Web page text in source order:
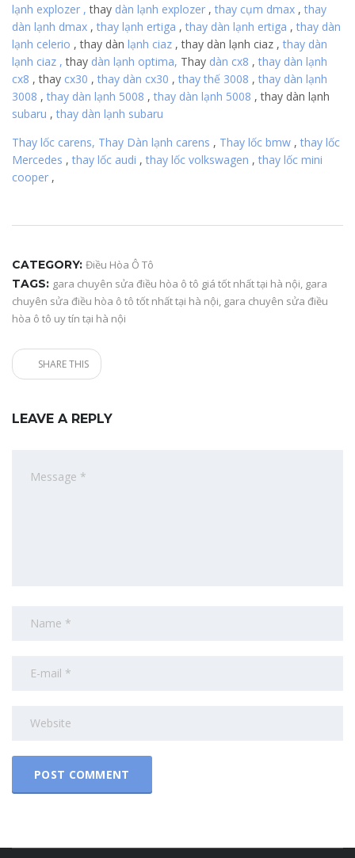
lạnh explozer , thay dàn lạnh explozer , thay cụm dmax , thay
dàn lạnh dmax , thay lạnh ertiga , thay dàn lạnh ertiga , thay dàn
lạnh celerio , thay dàn lạnh ciaz , thay dàn lạnh ciaz , thay dàn
lạnh ciaz , thay dàn lạnh optima, Thay dàn cx8 , thay dàn lạnh
cx8 ,thay cx30 , thay dàn cx30 , thay thế 3008 , thay dàn lạnh
3008 , thay dàn lạnh 5008 , thay dàn lạnh 5008 , thay dàn lạnh
subaru , thay dàn lạnh subaru
Thay lốc carens, Thay Dàn lạnh carens , Thay lốc bmw , thay lốc
Mercedes , thay lốc audi , thay lốc volkswagen , thay lốc mini
cooper ,
CATEGORY: Điều Hòa Ô Tô
TAGS: gara chuyên sửa điều hòa ô tô giá tốt nhất tại hà nội, gara
chuyên sửa điều hòa ô tô tốt nhất tại hà nội, gara chuyên sửa điều
hòa ô tô uy tín tại hà nội
SHARE THIS
LEAVE A REPLY